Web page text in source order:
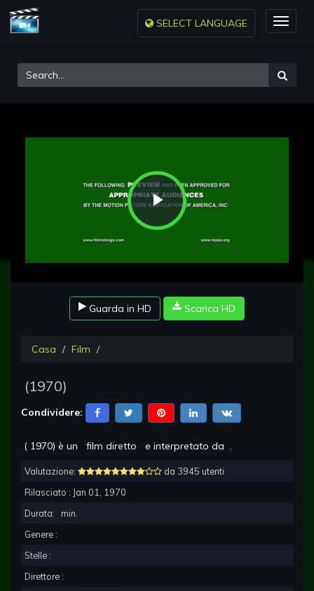
Toggle
SELECT LANGUAGE
Play
Guarda in HD Scarica HD
Casa Film
(1970)
Condividere:
( 1970) è un film diretto e interpretato da .
Valutazione:
da 3945 utenti
Rilasciato : Jan 01, 1970
Durata:
min.
Genere :
Stelle :
Direttore :